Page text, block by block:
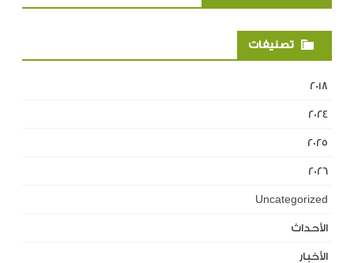
تصنيفات
2018
2024
2025
2026
Uncategorized
الأحداث
الأخبار